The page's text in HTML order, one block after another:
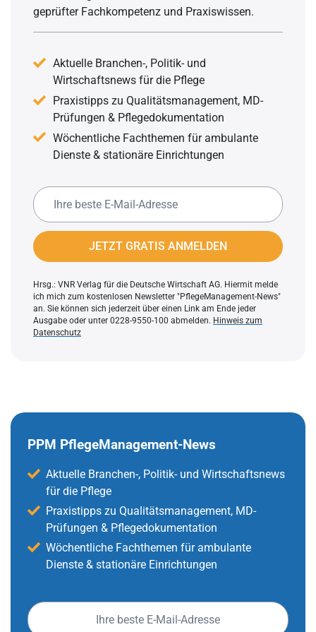
geprüfter Fachkompetenz und Praxiswissen.
Aktuelle Branchen-, Politik- und
Wirtschaftsnews für die Pflege
Praxistipps zu Qualitätsmanagement, MD-
Prüfungen & Pflegedokumentation
Wöchentliche Fachthemen für ambulante
Dienste & stationäre Einrichtungen
JETZT GRATIS ANMELDEN
Hrsg.: VNR Verlag für die Deutsche Wirtschaft AG. Hiermit melde
ich mich zum kostenlosen Newsletter "PflegeManagement-News"
an. Sie können sich jederzeit über einen Link am Ende jeder
Ausgabe oder unter 0228-9550-100 abmelden. Hinweis zum
Datenschutz
PPM PflegeManagement-News
Aktuelle Branchen-, Politik- und Wirtschaftsnews
für die Pflege
Praxistipps zu Qualitätsmanagement, MD-
Prüfungen & Pflegedokumentation
Wöchentliche Fachthemen für ambulante
Dienste & stationäre Einrichtungen
E-
Mail-